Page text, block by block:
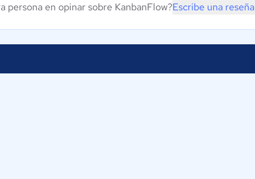
persona en opinar sobre KanbanFlow?Escribe una reseña